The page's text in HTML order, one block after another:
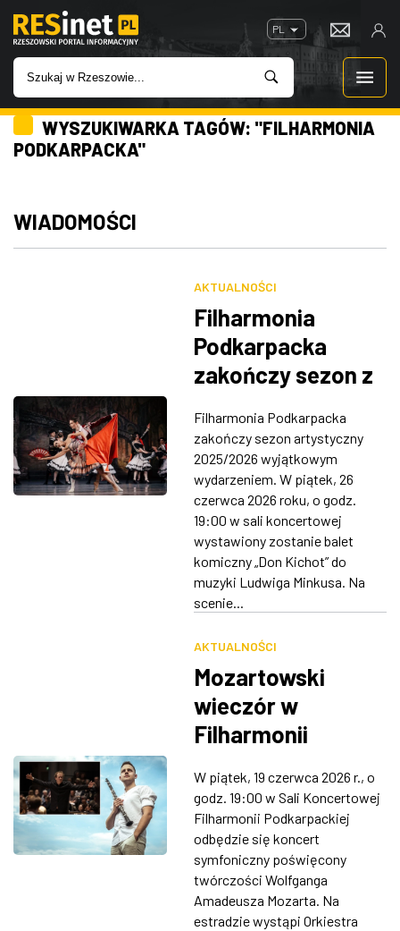
PL
WIADOMOŚCI
IMPREZY
ZDJĘCIA
W RZESZOWIE
WYSZUKIWARKA TAGÓW: "FILHARMONIA
PODKARPACKA"
WIADOMOŚCI
AKTUALNOŚCI
Filharmonia
Podkarpacka
zakończy sezon z
scenie balet "Don
Kichot"
Filharmonia Podkarpacka
zakończy sezon artystyczny
2025/2026 wyjątkowym
wydarzeniem. W piątek, 26
czerwca 2026 roku, o godz.
19:00 w sali koncertowej
wystawiony zostanie balet
komiczny „Don Kichot” do
muzyki Ludwiga Minkusa. Na
scenie...
AKTUALNOŚCI
Mozartowski
wieczór w
Filharmonii
Zabrzmią „Don
Giovanni”, Koncert
klarnetowy i
„Jowiszowa”
W piątek, 19 czerwca 2026 r., o
godz. 19:00 w Sali Koncertowej
Filharmonii Podkarpackiej
odbędzie się koncert
symfoniczny poświęcony
twórczości Wolfganga
Amadeusza Mozarta. Na
estradzie wystąpi Orkiestra